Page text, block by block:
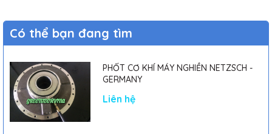
Có thể bạn đang tìm
PHỐT CƠ KHÍ MÁY NGHIỀN NETZSCH -
GERMANY
Liên hệ